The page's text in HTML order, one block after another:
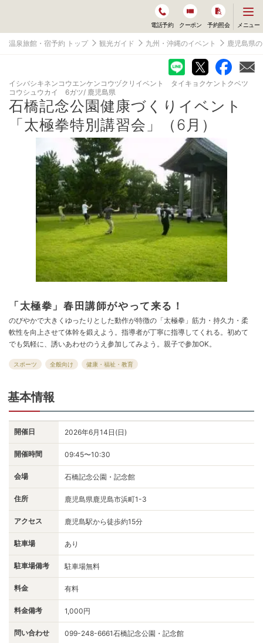
電話予約 クーポン 予約照会
ニ
ー
開
く
メニュー
温泉旅館・宿予約 トップ 観光ガイド 九州・沖縄のイベント 鹿児島県
イシバシキネンコウエンケンコウヅクリイベント タイキョクケントクベツ
コウシュウカイ 6ガツ 鹿児島県
石橋記念公園健康づくりイベント
「太極拳特別講習会」（6月）
「太極拳」春田講師がやって来る！
のびやかで大きくゆったりとした動作が特徴の「太極拳」筋力・持久力・柔
軟性を向上させて体幹を鍛えよう。指導者が丁寧に指導してくれる。初めて
でも気軽に、誘いあわせのうえ参加してみよう。親子で参加OK。
スポーツ 全般向け 健康・福祉・教育
基本情報
開催日 2026年6月14日(日)
開催時間 09:45〜10:30
会場 石橋記念公園・記念館
住所 鹿児島県鹿児島市浜町1-3
アクセス 鹿児島駅から徒歩約15分
駐車場 あり
駐車場備考 駐車場無料
料金 有料
料金備考 1,000円
問い合わせ 099-248-6661石橋記念公園・記念館